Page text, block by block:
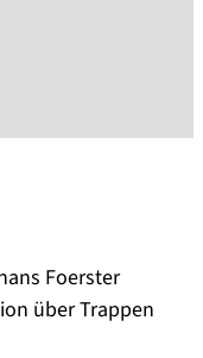
Foerster
über Trappen